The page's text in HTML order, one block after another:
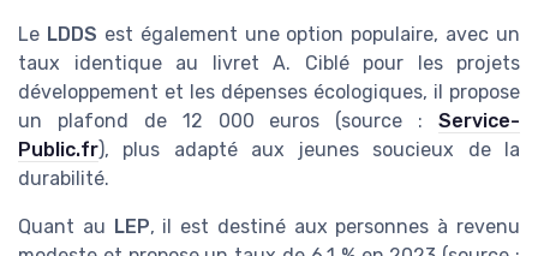
Le LDDS est également une option populaire, avec un
taux identique au livret A. Ciblé pour les projets
développement et les dépenses écologiques, il propose
un plafond de 12 000 euros (source : Service-
Public.fr), plus adapté aux jeunes soucieux de la
durabilité.
Quant au LEP, il est destiné aux personnes à revenu